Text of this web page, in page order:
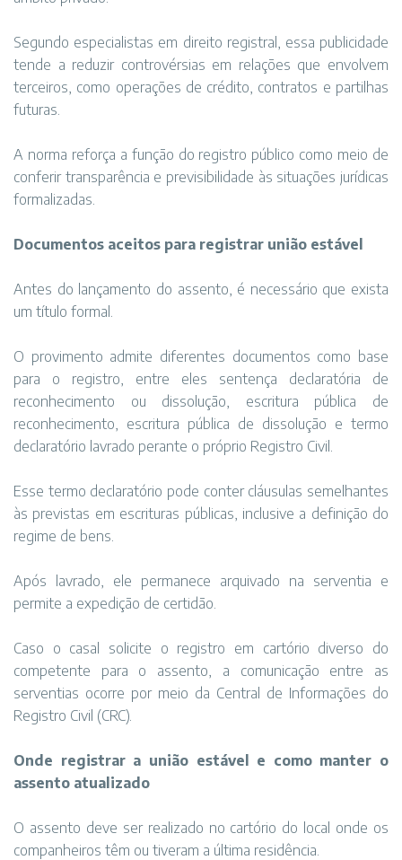
Segundo especialistas em direito registral, essa publicidade
tende a reduzir controvérsias em relações que envolvem
terceiros, como operações de crédito, contratos e partilhas
futuras.
A norma reforça a função do registro público como meio de
conferir transparência e previsibilidade às situações jurídicas
formalizadas.
Documentos aceitos para registrar união estável
Antes do lançamento do assento, é necessário que exista
um título formal.
O provimento admite diferentes documentos como base
para o registro, entre eles sentença declaratória de
reconhecimento ou dissolução, escritura pública de
reconhecimento, escritura pública de dissolução e termo
declaratório lavrado perante o próprio Registro Civil.
Esse termo declaratório pode conter cláusulas semelhantes
às previstas em escrituras públicas, inclusive a definição do
regime de bens.
Após lavrado, ele permanece arquivado na serventia e
permite a expedição de certidão.
Caso o casal solicite o registro em cartório diverso do
competente para o assento, a comunicação entre as
serventias ocorre por meio da Central de Informações do
Registro Civil (CRC).
Onde registrar a união estável e como manter o
assento atualizado
O assento deve ser realizado no cartório do local onde os
companheiros têm ou tiveram a última residência.